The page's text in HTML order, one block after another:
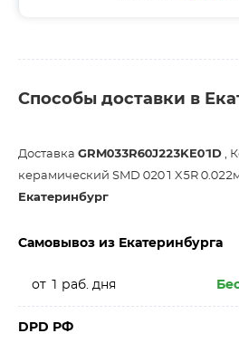
Способы доставки в
Доставка GRM033R60J223KE01D ,
керамический SMD 0201 X5R
Екатеринбург
Самовывоз из Екатеринбурга
от 1 раб. дня
DPD РФ